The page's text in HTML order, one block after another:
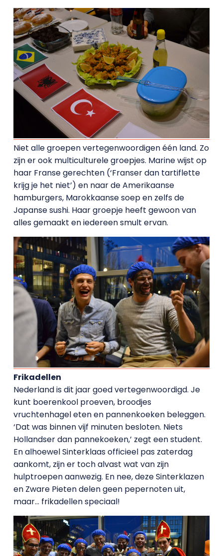
Niet alle groepen vertegenwoordigen één land. Zo
zijn er ook multiculturele groepjes. Marine wijst op
haar Franse gerechten (‘Franser dan tartiflette
krijg je het niet’) en naar de Amerikaanse
hamburgers, Marokkaanse soep en zelfs de
Japanse sushi. Haar groepje heeft gewoon van
alles gemaakt en iedereen smult ervan.
Frikadellen
Nederland is dit jaar goed vertegenwoordigd. Je
kunt boerenkool proeven, broodjes
vruchtenhagel eten en pannenkoeken beleggen.
‘Dat was binnen vijf minuten besloten. Niets
Hollandser dan pannekoeken,’ zegt een student.
En alhoewel Sinterklaas officieel pas zaterdag
aankomt, zijn er toch alvast wat van zijn
hulptroepen aanwezig. En nee, deze Sinterklazen
en Zware Pieten delen geen pepernoten uit,
maar… frikadellen speciaal!